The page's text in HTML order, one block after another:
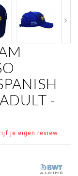
-
je eigen review